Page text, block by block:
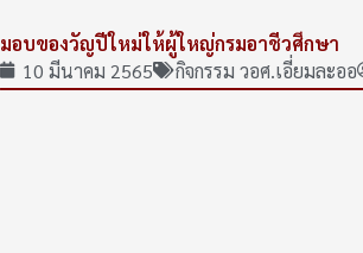
มอบของวัญปีใหม่ให้ผู้ใหญ่กรมอาชีวศึกษา
10 มีนาคม 2565
กิจกรรม วอศ.เอี่ยมละออ